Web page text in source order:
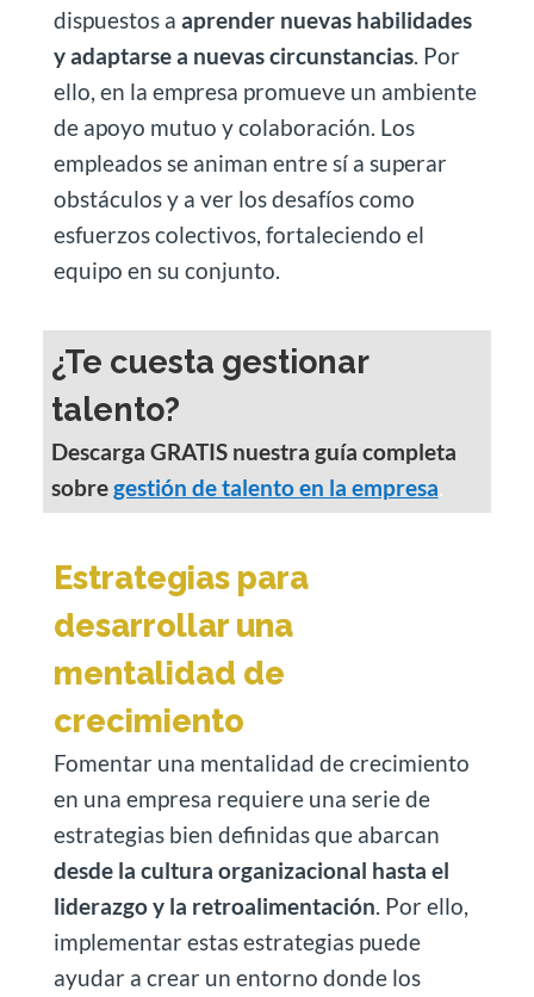
dispuestos a aprender nuevas habilidades
y adaptarse a nuevas circunstancias. Por
ello, en la empresa promueve un ambiente
de apoyo mutuo y colaboración. Los
empleados se animan entre sí a superar
obstáculos y a ver los desafíos como
esfuerzos colectivos, fortaleciendo el
equipo en su conjunto.
¿Te cuesta gestionar
talento?
Descarga GRATIS nuestra guía completa
sobregestión de talento en la empresa
Estrategias para
desarrollar una
mentalidad de
crecimiento
Fomentar una mentalidad de crecimiento
en una empresa requiere una serie de
estrategias bien definidas que abarcan
desde la cultura organizacional hasta el
liderazgo y la retroalimentación. Por ello,
implementar estas estrategias puede
ayudar a crear un entorno donde los